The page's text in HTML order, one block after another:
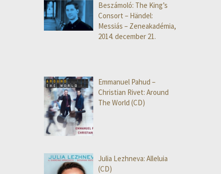
Beszámoló: The King’s
Consort – Händel:
Messiás – Zeneakadémia,
2014. december 21.
Emmanuel Pahud –
Christian Rivet: Around
The World (CD)
Julia Lezhneva: Alleluia
(CD)